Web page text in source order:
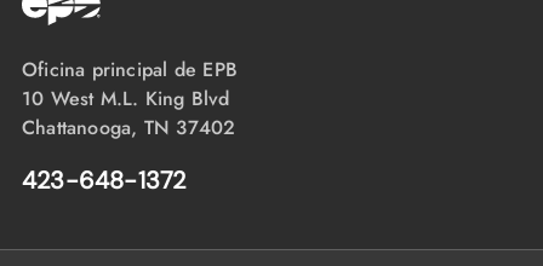
Oficina principal de EPB
10 West M.L. King Blvd
Chattanooga, TN 37402
423-648-1372